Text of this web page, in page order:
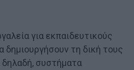
για εκπαιδευτικούς
δημιουργήσουν τη δική τους
συστήματα